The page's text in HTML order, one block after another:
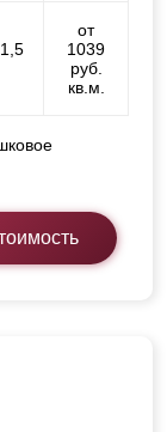
от
1039
руб.
кв.м.